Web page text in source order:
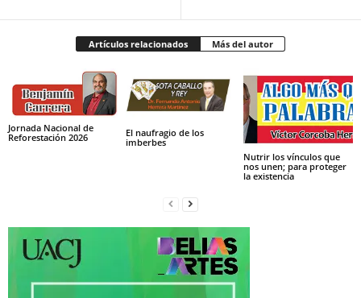
Artículos relacionados Más del autor
Jornada Nacional de
Reforestación 2026
El naufragio de los
imberbes
Nutrir los vínculos que
nos unen; para proteger
la existencia